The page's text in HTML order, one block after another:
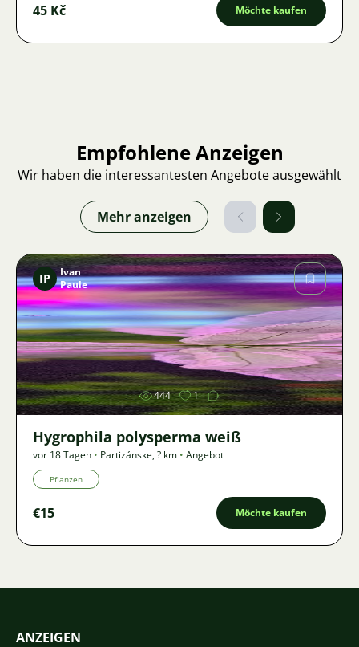
45 Kč Möchte kaufen
Empfohlene Anzeigen
Wir haben die interessantesten Angebote ausgewählt
Mehr anzeigen
Bild
IP
Ivan
Paule
444 1
Hygrophila polysperma weiß
vor 18 Tagen • Partizánske,? km • Angebot
Pflanzen
€15 Möchte kaufen
ANZEIGEN